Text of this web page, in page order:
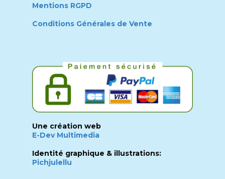
Mentions RGPD
Conditions Générales de Vente
Une création web
E-Dev Multimedia
Identité graphique & illustrations:
Pichjulellu